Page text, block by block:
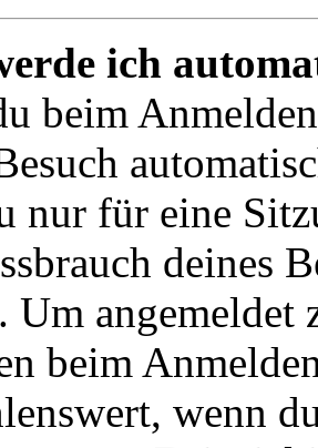
ich
beim
nur für eine
deines
Um angemeldet
beim
wenn